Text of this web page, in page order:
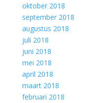
oktober 2018
september 2018
augustus 2018
juli 2018
juni 2018
mei 2018
april 2018
maart 2018
februari 2018